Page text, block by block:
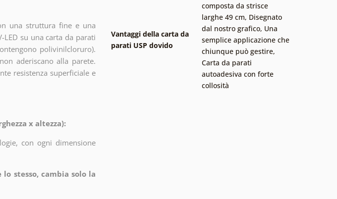
una struttura fine e una
su una carta da parati
polivinilcloruro).
aderiscano alla parete.
resistenza superficiale e
x altezza):
con ogni dimensione
stesso, cambia solo la
Vantaggi della carta da
parati USP dovido
composta da strisce
larghe 49 cm, Disegnato
dal nostro grafico, Una
semplice applicazione che
chiunque può gestire,
Carta da parati
autoadesiva con forte
collosità